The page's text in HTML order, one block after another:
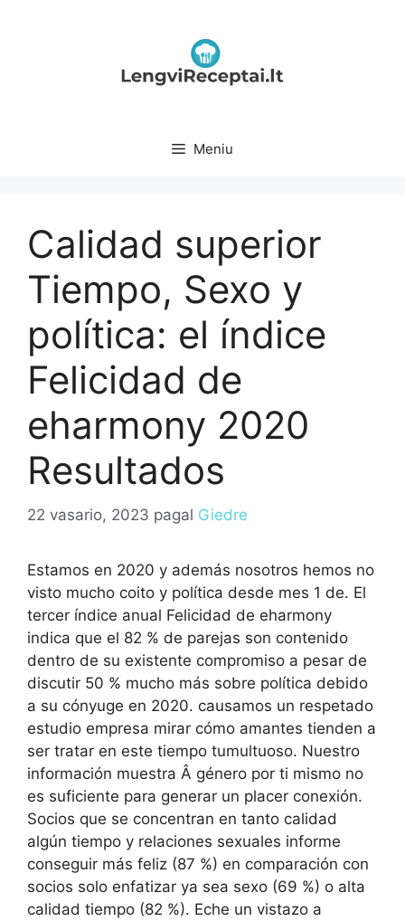
Meniu
Calidad superior
Tiempo, Sexo y
política: el índice
Felicidad de
eharmony 2020
Resultados
22 vasario, 2023 pagal Giedre
Estamos en 2020 y además nosotros hemos no
visto mucho coito y política desde mes 1 de. El
tercer índice anual Felicidad de eharmony
indica que el 82 % de parejas son contenido
dentro de su existente compromiso a pesar de
discutir 50 % mucho más sobre política debido
a su cónyuge en 2020. causamos un respetado
estudio empresa mirar cómo amantes tienden a
ser tratar en este tiempo tumultuoso. Nuestro
información muestra Â género por ti mismo no
es suficiente para generar un placer conexión.
Socios que se concentran en tanto calidad
algún tiempo y relaciones sexuales informe
conseguir más feliz (87 %) en comparación con
socios solo enfatizar ya sea sexo (69 %) o alta
calidad tiempo (82 %). Eche un vistazo a